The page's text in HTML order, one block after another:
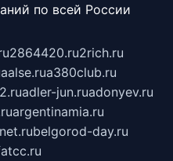
по всей России
2864420.ru2rich.ru
aalse.rua380club.ru
adler-jun.ruadonyev.ru
argentinamia.ru
belgorod-day.ru